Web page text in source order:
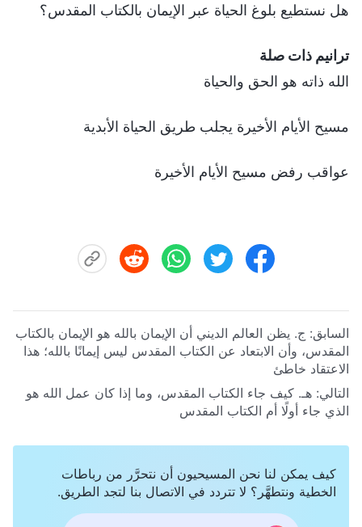
هل نستطيع بلوغ الحياة عبر الإيمان بالكتاب المقدس؟
ترانيم ذات صلة
الله ذاته هو الحق والحياة
مسيح الأيام الأخيرة يجلب طريق الحياة الأبدية
عواقب رفض مسيح الأيام الأخيرة
السابق: ج. يظن العالم الديني أن الإيمان بالله هو الإيمان بالكتاب
المقدس، وأن الابتعاد عن الكتاب المقدس ليس إيمانًا بالله؛ هذا
الاعتقاد خاطئ
التالي: هـ. كيف جاء الكتاب المقدس، وما إذا كان عمل الله هو
الذي جاء أولًا أم الكتاب المقدس
كيف يمكن لنا نحن المسيحيون أن نتحرَّر من رباطات
الخطية ونتطهَّر؟ لا تتردد في الاتصال بنا لتجد الطريق.